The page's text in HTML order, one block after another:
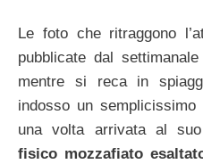
Le foto che ritraggono
pubblicate dal settimanale
mentre si reca in
indosso un
una volta arrivata al
fisico mozzafiato